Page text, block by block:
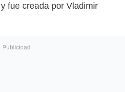
fue creada por Vladimir